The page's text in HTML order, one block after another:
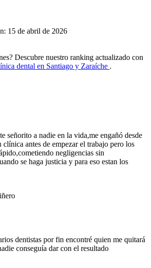
15 de abril de 2026
Descubre nuestro ranking actualizado con
dental en Santiago y Zaraíche .
señorito a nadie en la vida,me engañó desde
antes de empezar el trabajo pero los
negligencias sin
se haga justicia y para eso estan los
dentistas por fin encontré quien me quitará
conseguía dar con el resultado